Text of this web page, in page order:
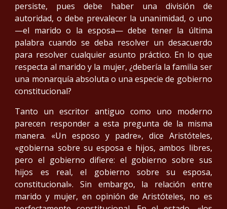
persiste, pues debe haber una división de
autoridad, o debe prevalecer la unanimidad, o uno
—el marido o la esposa— debe tener la última
palabra cuando se deba resolver un desacuerdo
para resolver cualquier asunto práctico. En lo que
respecta al marido y la mujer, ¿debería la familia ser
una monarquía absoluta o una especie de gobierno
constitucional?
Tanto un escritor antiguo como uno moderno
parecen responder a esta pregunta de la misma
manera. «Un esposo y padre», dice Aristóteles,
«gobierna sobre su esposa e hijos, ambos libres,
pero el gobierno difiere: el gobierno sobre sus
hijos es real, el gobierno sobre su esposa,
constitucional». Sin embargo, la relación entre
marido y mujer, en opinión de Aristóteles, no es